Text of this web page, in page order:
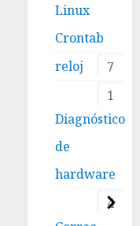
Linux
Crontab
7
reloj
1
Diagnóstico
de
hardware
4